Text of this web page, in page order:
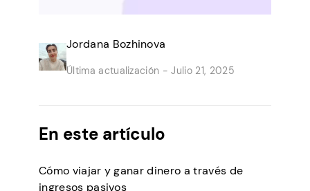
Jordana Bozhinova
Última actualización - Julio 21, 2025
En este artículo
Cómo viajar y ganar dinero a través de
ingresos pasivos